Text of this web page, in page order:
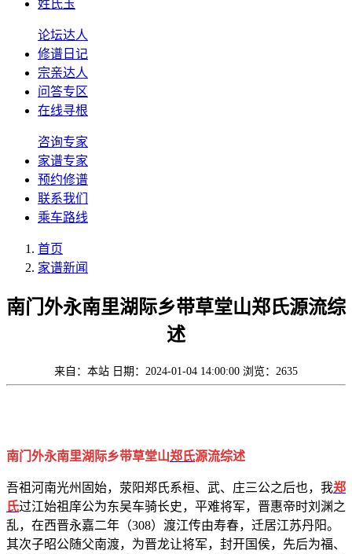
姓氏玉
论坛达人
修谱日记
宗亲达人
问答专区
在线寻根
咨询专家
家谱专家
预约修谱
联系我们
乘车路线
首页
家谱新闻
南门外永南里湖际乡带草堂山郑氏源流综
述
来自：本站 日期：2024-01-04 14:00:00 浏览：2635
南门外永南里湖际乡带草堂山郑氏源流综述
吾祖河南光州固始，荥阳郑氏系桓、武、庄三公之后也，我郑
氏过江始祖庠公为东吴车骑长史，平难将军，晋惠帝时刘渊之
乱，在西晋永嘉二年（308）渡江传由寿春，迁居江苏丹阳。
其次子昭公随父南渡，为晋龙让将军，封开国侯，先后为福、